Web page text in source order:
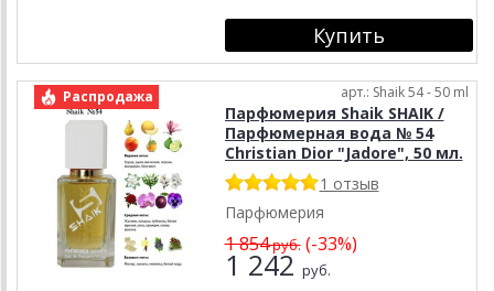
Распродажа арт.: Shaik 54 - 50 ml
Парфюмерия Shaik SHAIK /
Парфюмерная вода № 54
Christian Dior "Jadore", 50 мл.
1 отзыв
Парфюмерия
1 854руб.(-33%)
1 242 руб.